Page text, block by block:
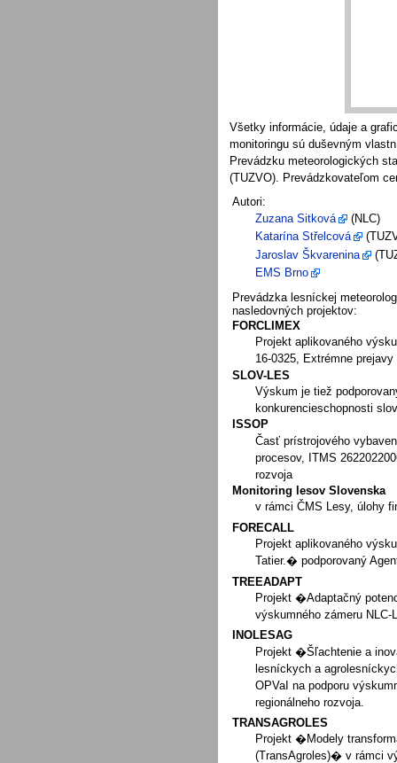
Všetky informácie, údaje a
monitoringu sú duševným
Prevádzku meteorologických
(TUZVO). Prevádzkovateľom
Autori:
Zuzana Sitková
(NLC)
Katarína Střelcová
Jaroslav Škvarenina
EMS Brno
Prevádzka lesníckej
nasledovných projektov:
FORCLIMEX
Projekt aplikovaného
16-0325, Extrémne
SLOV-LES
Výskum je tiež
konkurencieschopnosti
ISSOP
Časť prístrojového
procesov, ITMS
rozvoja
Monitoring lesov Slovenska
v rámci ČMS Lesy, úlohy
FORECALL
Projekt aplikovaného
Tatier.� podporovaný
TREEADAPT
Projekt �Adaptačný
výskumného zámeru NLC-
INOLESAG
Projekt �Šľachtenie a
lesníckych a
OPVaI na podporu
regionálneho rozvoja.
TRANSAGROLES
Projekt �Modely
(TransAgroles)� v rámci